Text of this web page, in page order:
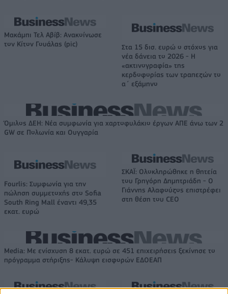
Μακάμπι Τελ Αβίβ: Ανακοίνωσε
τον Κίτον Γουάλας (pic)
Στα 15 δισ. ευρώ ο στόχος για
νέα δάνεια το 2026 - Η
«ακτινογραφία» της
κερδοφορίας των τραπεζών το
α΄ εξάμηνο
Όμιλος ΔΕΗ: Νέα συμφωνία για χαρτοφυλάκιο έργων ΑΠΕ άνω των 2
GW σε Πολωνία και Ουγγαρία
Fourlis: Συμφωνία για την
πώληση συμμετοχής στο Sofia
South Ring Mall έναντι 49,35
εκατ. ευρώ
ΣΚΑΪ: Ολοκληρώθηκε η θητεία
του Γρηγόρη Δημητριάδη - Ο
Γιάννης Αλαφούζος επιστρέφει
στη θέση του CEO
Media: Με ενίσχυση 8 εκατ. ευρώ σε 451 επιχειρήσεις ξεκίνησε το
πρόγραμμα στήριξης- Κάλυψη εισφορών ΕΔΟΕΑΠ